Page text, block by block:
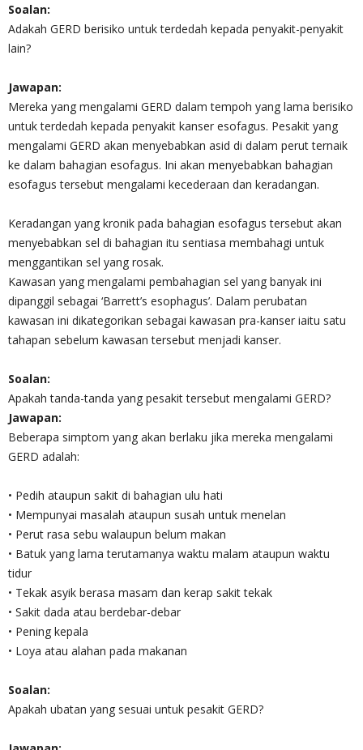
Soalan:
Adakah GERD berisiko untuk terdedah kepada penyakit-penyakit
lain?
Jawapan:
Mereka yang mengalami GERD dalam tempoh yang lama berisiko
untuk terdedah kepada penyakit kanser esofagus. Pesakit yang
mengalami GERD akan menyebabkan asid di dalam perut ternaik
ke dalam bahagian esofagus. Ini akan menyebabkan bahagian
esofagus tersebut mengalami kecederaan dan keradangan.
Keradangan yang kronik pada bahagian esofagus tersebut akan
menyebabkan sel di bahagian itu sentiasa membahagi untuk
menggantikan sel yang rosak.
Kawasan yang mengalami pembahagian sel yang banyak ini
dipanggil sebagai ‘Barrett’s esophagus’. Dalam perubatan
kawasan ini dikategorikan sebagai kawasan pra-kanser iaitu satu
tahapan sebelum kawasan tersebut menjadi kanser.
Soalan:
Apakah tanda-tanda yang pesakit tersebut mengalami GERD?
Jawapan:
Beberapa simptom yang akan berlaku jika mereka mengalami
GERD adalah:
• Pedih ataupun sakit di bahagian ulu hati
• Mempunyai masalah ataupun susah untuk menelan
• Perut rasa sebu walaupun belum makan
• Batuk yang lama terutamanya waktu malam ataupun waktu
tidur
• Tekak asyik berasa masam dan kerap sakit tekak
• Sakit dada atau berdebar-debar
• Pening kepala
• Loya atau alahan pada makanan
Soalan:
Apakah ubatan yang sesuai untuk pesakit GERD?